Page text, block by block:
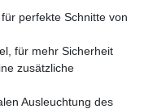
perfekte Schnitte von
für mehr Sicherheit
zusätzliche
Ausleuchtung des